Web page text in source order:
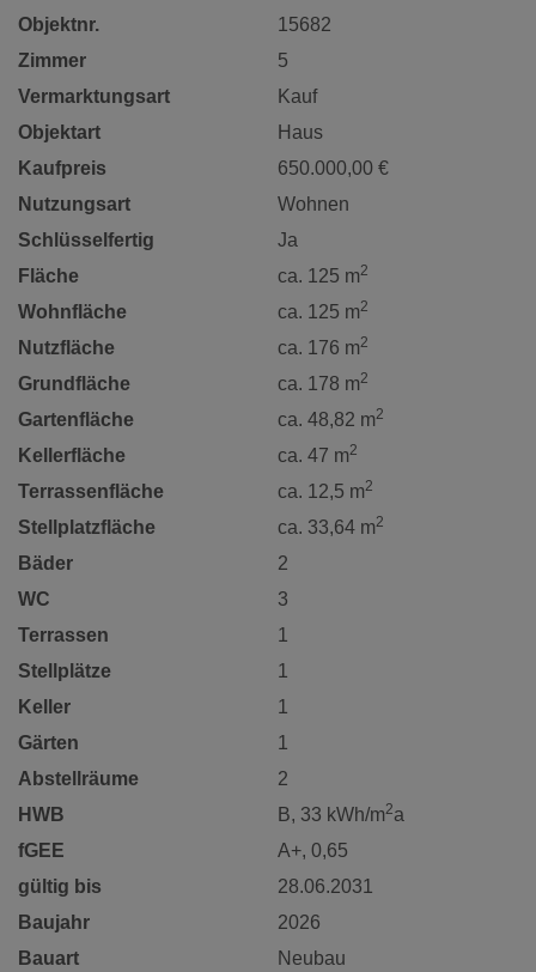
Objektnr.
15682
Zimmer
5
Vermarktungsart
Kauf
Objektart
Haus
Kaufpreis
650.000,00 €
Nutzungsart
Wohnen
Schlüsselfertig
Ja
Fläche
ca. 125 m2
Wohnfläche ca. 125 m2
Nutzfläche ca. 176 m2
Grundfläche ca. 178 m2
Gartenfläche ca. 48,82 m2
Kellerfläche ca. 47 m2
Terrassenfläche ca. 12,5 m2
Stellplatzfläche ca. 33,64 m2
Bäder
2
WC
3
Terrassen
1
Stellplätze
1
Keller
1
Gärten
1
Abstellräume
2
HWB
B, 33 kWh/m2a
fGEE
A+, 0,65
gültig bis
28.06.2031
Baujahr
2026
Bauart
Neubau